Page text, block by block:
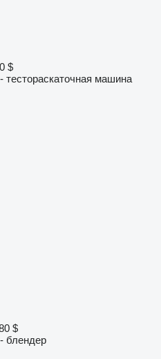
$
машина
$
блендер